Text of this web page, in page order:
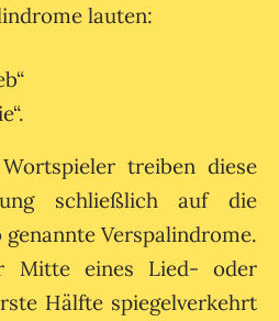
lauten:
treiben diese
schließlich auf die
Verspalindrome.
Mitte eines Lied- oder
Hälfte spiegelverkehrt